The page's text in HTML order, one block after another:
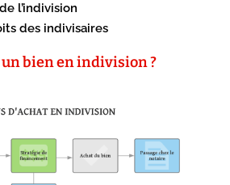
l’indivision
des indivisaires
bien en indivision ?